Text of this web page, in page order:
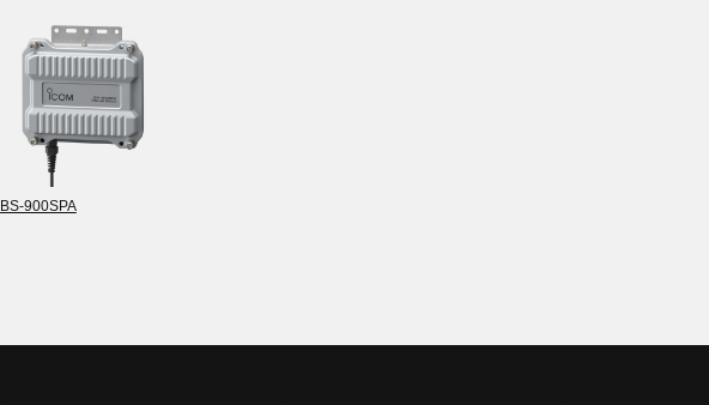
BS-900SPA